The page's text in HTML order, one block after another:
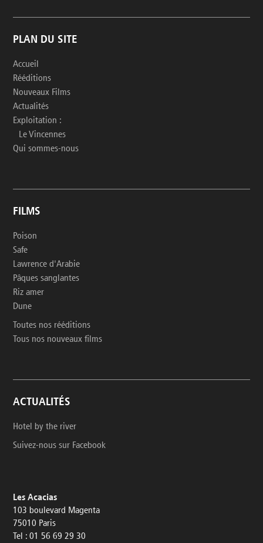
PLAN DU SITE
Accueil
Rééditions
Nouveaux Films
Actualités
Exploitation :
Le Vincennes
Qui sommes-nous
FILMS
Poison
Safe
Lawrence d'Arabie
Pâques sanglantes
Riz amer
Dune
Toutes nos rééditions
Tous nos nouveaux films
ACTUALITÉS
Hotel by the river
Suivez-nous sur Facebook
Les Acacias
103 boulevard Magenta
75010 Paris
Tel : 01 56 69 29 30